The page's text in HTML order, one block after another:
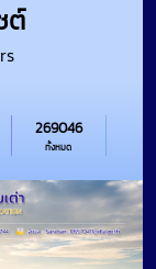
ต์
ทั้งหมด
269046